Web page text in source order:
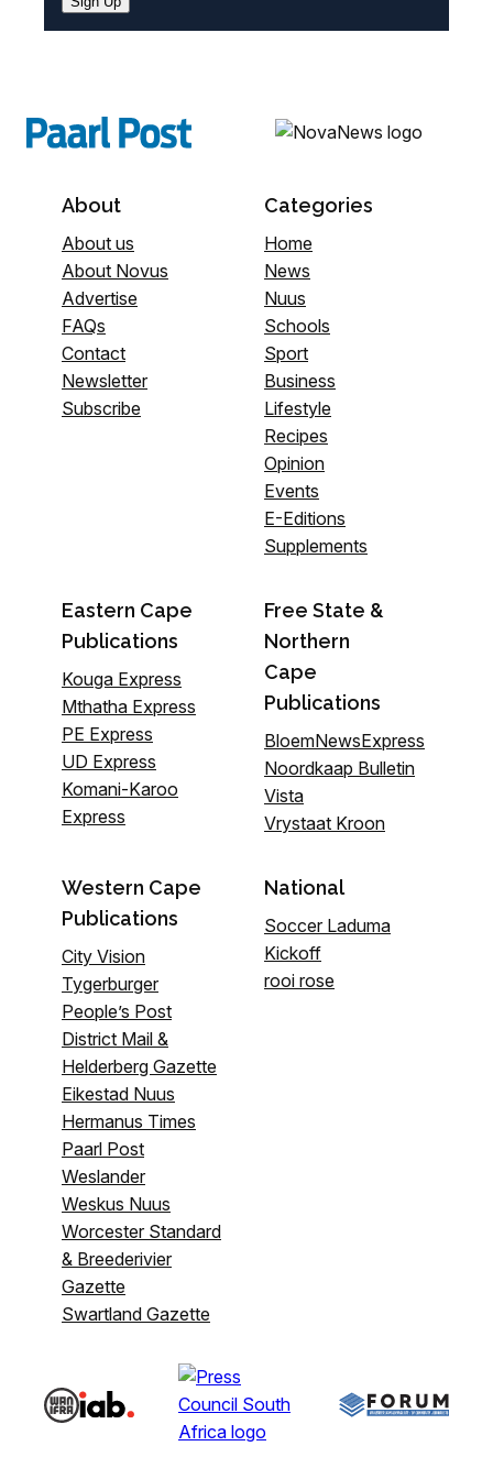
About
About us
About Novus
Advertise
FAQs
Contact
Newsletter
Subscribe
Categories
Home
News
Nuus
Schools
Sport
Business
Lifestyle
Recipes
Opinion
Events
E-Editions
Supplements
Eastern Cape
Publications
Kouga Express
Mthatha Express
PE Express
UD Express
Komani-Karoo
Express
Free State &
Northern
Cape
Publications
BloemNewsExpress
Noordkaap Bulletin
Vista
Vrystaat Kroon
Western Cape
Publications
City Vision
Tygerburger
People’s Post
District Mail &
Helderberg Gazette
Eikestad Nuus
Hermanus Times
Paarl Post
Weslander
Weskus Nuus
Worcester Standard
& Breederivier
Gazette
Swartland Gazette
National
Soccer Laduma
Kickoff
rooi rose